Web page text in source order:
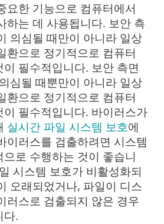
요한 기능으로 컴퓨터에서
하는 데 사용됩니다. 보안 측
의심될 때만이 아니라 일상
환으로 정기적으로 컴퓨터
필수적입니다. 보안 측면
심될 때뿐만이 아니라 일상
환으로 정기적으로 컴퓨터
필수적입니다. 바이러스가
실시간 파일 시스템 보호에
이러스를 검출하려면 시스템
로 수행하는 것이 좋습니
시스템 보호가 비활성화되
오래되었거나, 파일이 디스
러스로 검출되지 않은 경우
다.